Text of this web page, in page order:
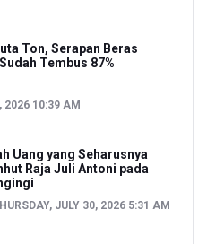
Ton, Serapan Beras
Tembus 87%
2026 10:39 AM
Uang yang Seharusnya
Raja Juli Antoni pada
JULY 30, 2026 5:31 AM